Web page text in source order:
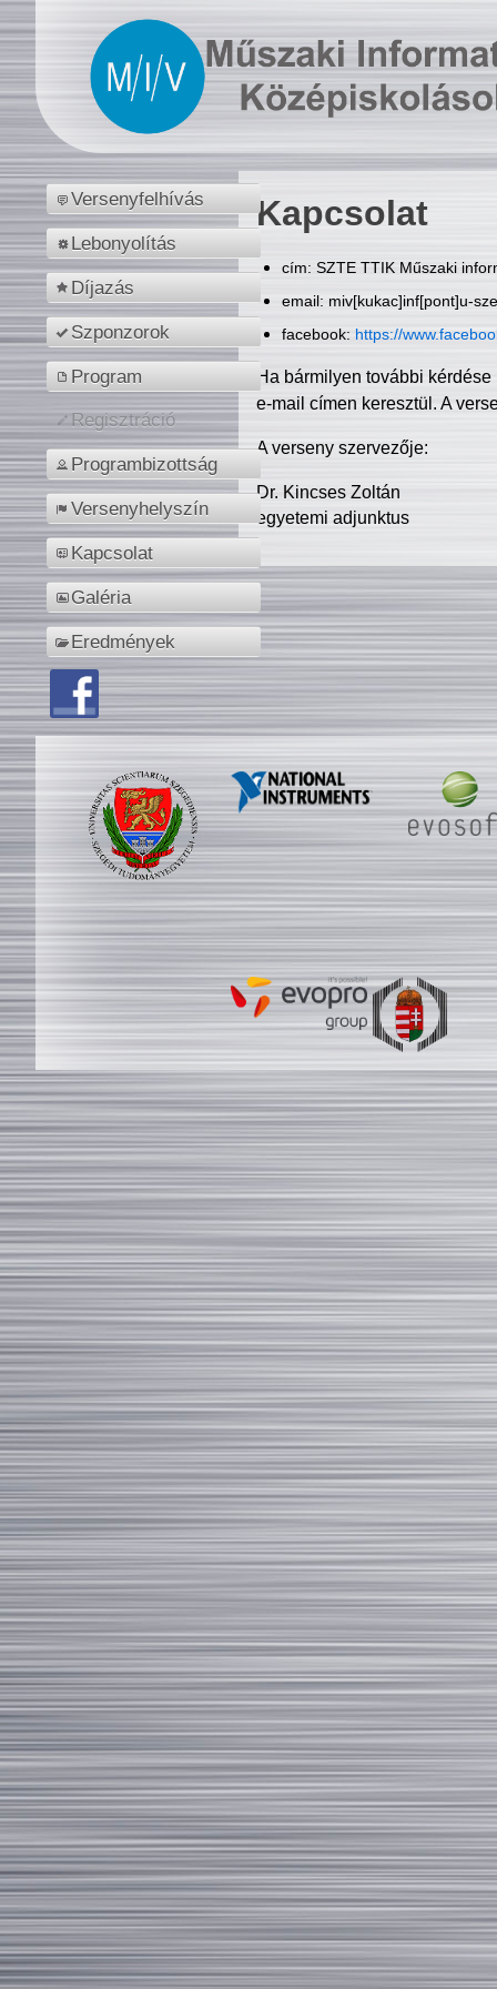
Versenyfelhívás
Lebonyolítás
Díjazás
Szponzorok
Program
Regisztráció
Programbizottság
Versenyhelyszín
Kapcsolat
Galéria
Eredmények
Kapcsolat
cím: SZTE TTIK Műszaki
email: miv[kukac]inf[pont]u-
facebook: https://
Ha bármilyen további
e-mail címen keresztül. A
A verseny szervezője:
Dr. Kincses Zoltán
egyetemi adjunktus